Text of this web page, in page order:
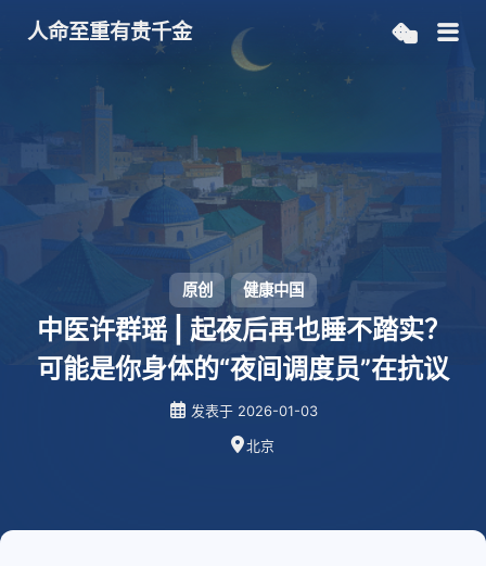
人命至重有贵千金
原创 健康中国
中医许群瑶 | 起夜后再也睡不踏实？
可能是你身体的“夜间调度员”在抗议
发表于 2026-01-03
北京